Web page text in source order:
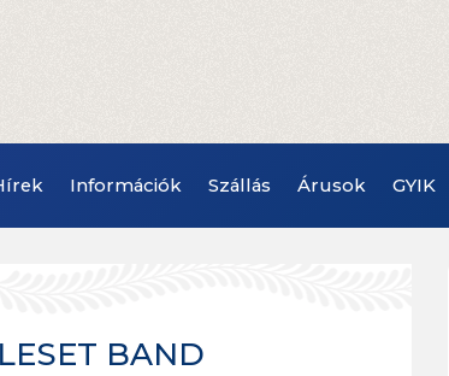
Információk Szállás Árusok GYIK
BAND